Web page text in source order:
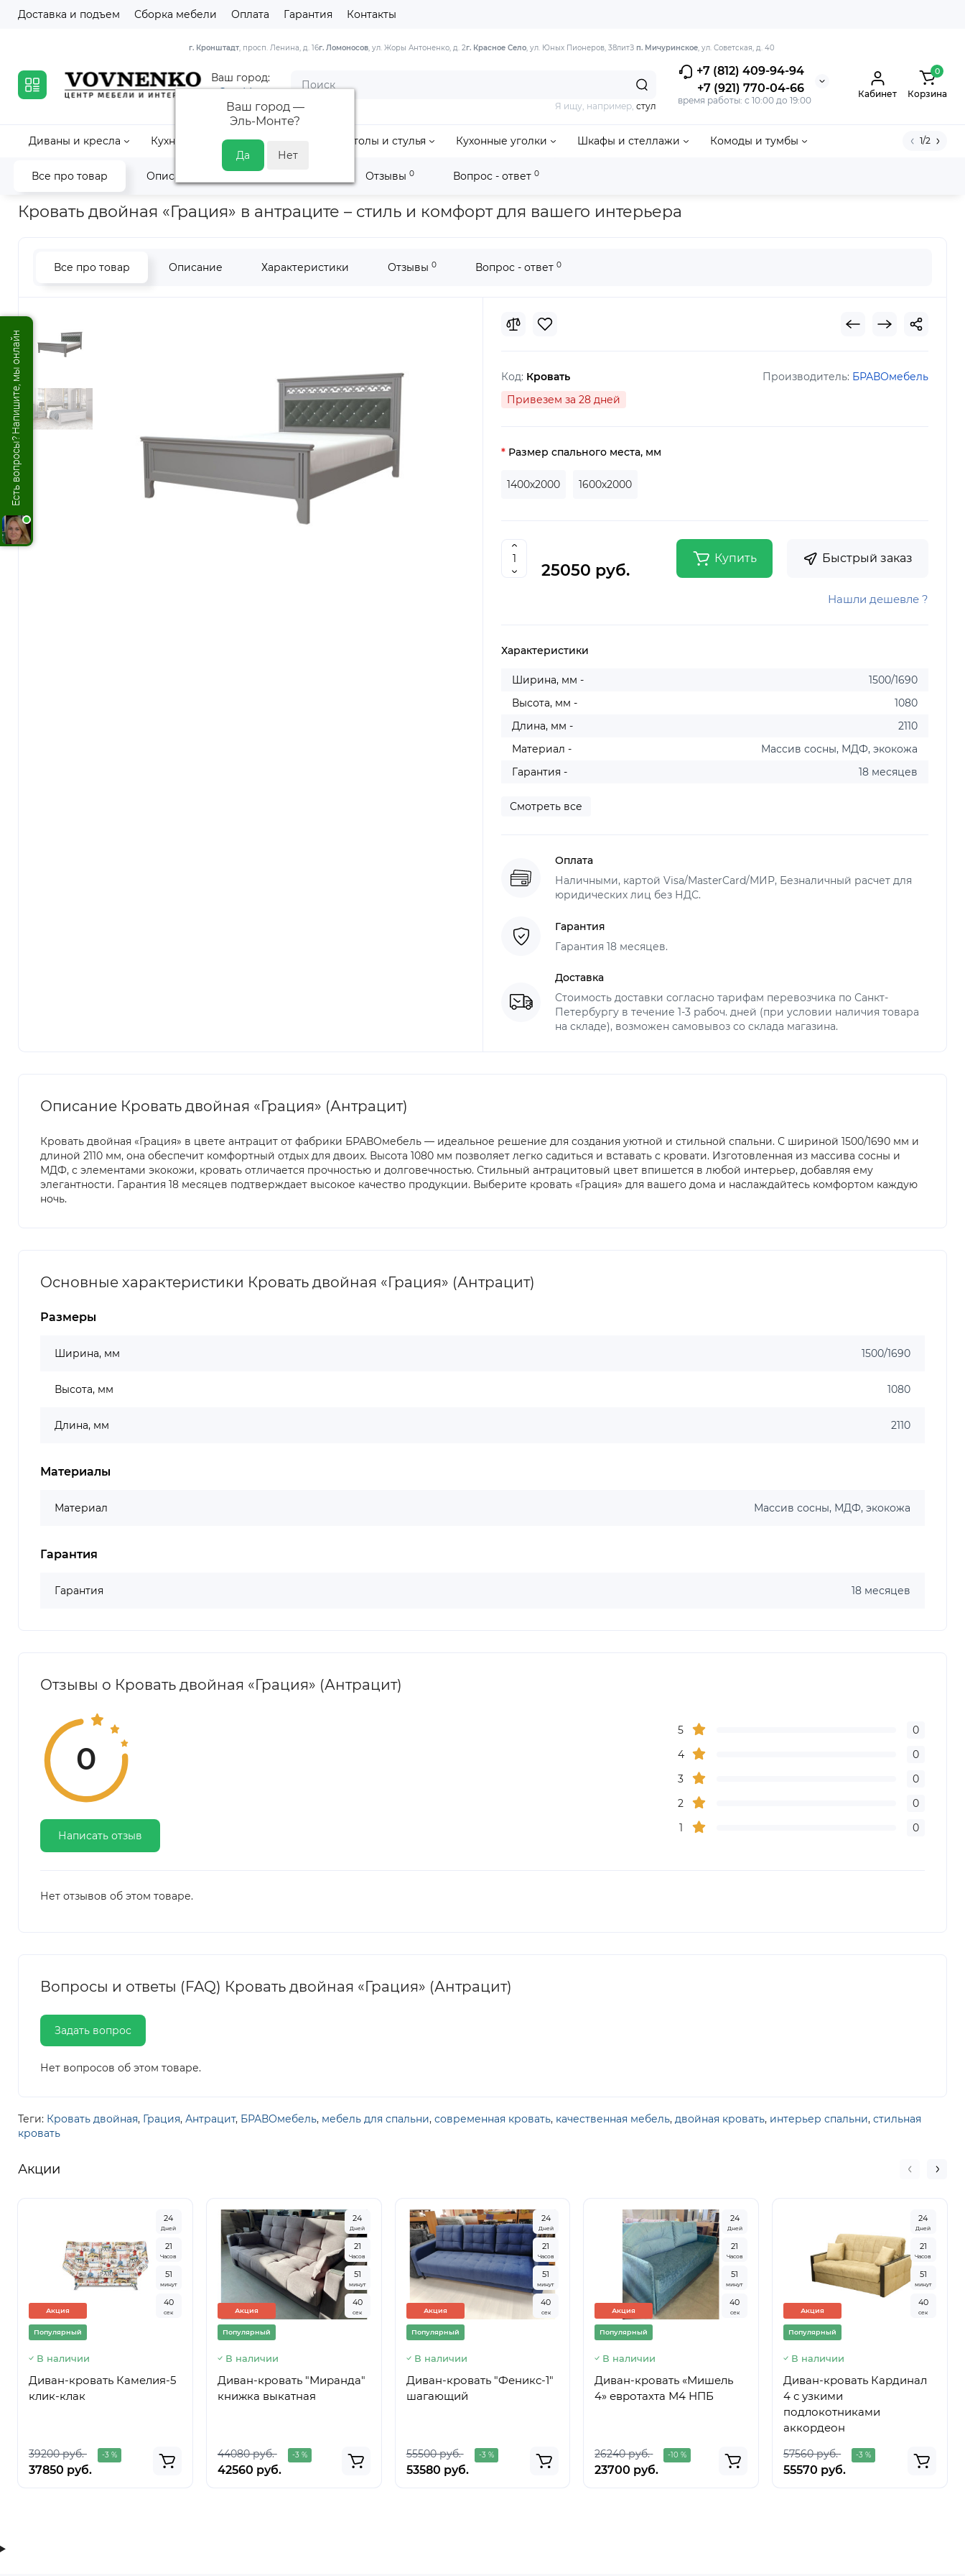
Доставка и подъем Сборка мебели Оплата Гарантия Контакты
Ваш город:
Эль-Монте
Ваш город —
Эль-Монте?
г. Кронштадт, просп. Ленина, д. 16г. Ломоносов, ул. Жоры Антоненко, д. 2г. Красное Село, ул. Юных Пионеров, 38литЗ п. Мичуринское, ул. Советская, д. 40
+7 (812) 409-94-94
+7 (921) 770-04-66
время работы: с 10:00 до 19:00
Я ищу, например, стул
Кабинет
0
Корзина
Диваны и кресла Кухни Кровати и матрасы Столы и стулья Кухонные уголки Шкафы и стеллажи Комоды и тумбы 1/2
Все про товар Описание Отзывы 0 Вопрос - ответ 0
Главная Кровати и матрасы Кровати Кровати из массива дерева Кровать двойная «Грация» (Антрацит)
Кровать двойная «Грация» в антраците – стиль и комфорт для вашего интерьера
Все про товар Описание Характеристики Отзывы 0 Вопрос - ответ 0
Код: Кровать Производитель: БРАВОмебель
Привезем за 28 дней
Размер спального места, мм
1400х2000 1600х2000
25050 руб.
Купить Быстрый заказ
Нашли дешевле ?
Характеристики
Ширина, мм -
1500/1690
Высота, мм -
1080
Длина, мм -
2110
Материал -
Массив сосны, МДФ, экокожа
Гарантия -
18 месяцев
Смотреть все
Оплата
Наличными, картой Visa/MasterCard/МИР, Безналичный расчет для
юридических лиц без НДС.
Гарантия
Гарантия 18 месяцев.
Доставка
Стоимость доставки согласно тарифам перевозчика по Санкт-
Петербургу в течение 1-3 рабоч. дней (при условии наличия товара
на складе), возможен самовывоз со склада магазина.
Описание Кровать двойная «Грация» (Антрацит)
Кровать двойная «Грация» в цвете антрацит от фабрики БРАВОмебель — идеальное решение для создания уютной и стильной спальни. С шириной 1500/1690 мм и
длиной 2110 мм, она обеспечит комфортный отдых для двоих. Высота 1080 мм позволяет легко садиться и вставать с кровати. Изготовленная из массива сосны и
МДФ, с элементами экокожи, кровать отличается прочностью и долговечностью. Стильный антрацитовый цвет впишется в любой интерьер, добавляя ему
элегантности. Гарантия 18 месяцев подтверждает высокое качество продукции. Выберите кровать «Грация» для вашего дома и наслаждайтесь комфортом каждую
ночь.
Основные характеристики Кровать двойная «Грация» (Антрацит)
Размеры
Ширина, мм 1500/1690
Высота, мм 1080
Длина, мм 2110
Материалы
Материал Массив сосны, МДФ, экокожа
Гарантия
Гарантия 18 месяцев
Отзывы о Кровать двойная «Грация» (Антрацит)
0
Написать отзыв
5
0
4
0
3
0
2
0
1
0
Нет отзывов об этом товаре.
Вопросы и ответы (FAQ) Кровать двойная «Грация» (Антрацит)
Задать вопрос
Нет вопросов об этом товаре.
Теги: Кровать двойная, Грация, Антрацит, БРАВОмебель, мебель для спальни, современная кровать, качественная мебель, двойная кровать, интерьер спальни, стильная
кровать
Акции
Акция
Популярный
24
Дней
21
Часов
51
минут
40
сек
В наличии
Диван-кровать Камелия-5
клик-клак
39200 руб. -3 %
37850 руб.
Акция
Популярный
24
Дней
21
Часов
51
минут
40
сек
В наличии
Диван-кровать "Миранда"
книжка выкатная
44080 руб. -3 %
42560 руб.
Акция
Популярный
24
Дней
21
Часов
51
минут
40
сек
В наличии
Диван-кровать "Феникс-1"
шагающий
55500 руб. -3 %
53580 руб.
Акция
Популярный
24
Дней
21
Часов
51
минут
40
сек
В наличии
Диван-кровать «Мишель
4» евротахта М4 НПБ
26240 руб. -10 %
23700 руб.
Акция
Популярный
24
Дней
21
Часов
51
минут
40
сек
В наличии
Диван-кровать Кардинал
4 с узкими
подлокотниками
аккордеон
57560 руб. -3 %
55570 руб.
Есть вопросы? Напишите, мы онлайн